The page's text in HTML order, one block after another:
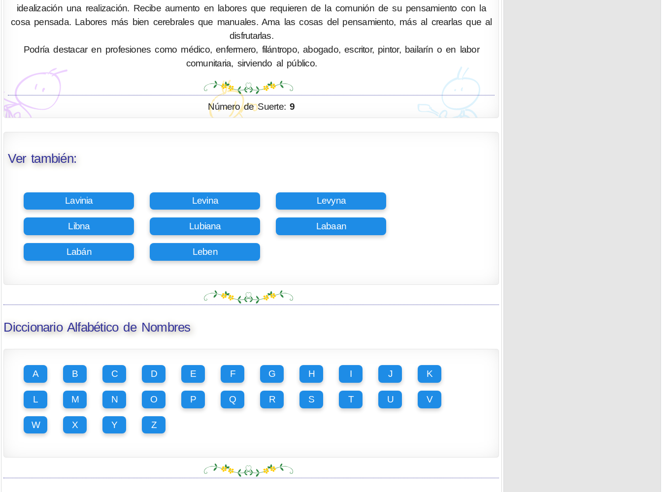
idealización una realización. Recibe aumento en labores que requieren de la comunión de su pensamiento con la
cosa pensada. Labores más bien cerebrales que manuales. Ama las cosas del pensamiento, más al crearlas que al
disfrutarlas.
Podría destacar en profesiones como médico, enfermero, filántropo, abogado, escritor, pintor, bailarín o en labor
comunitaria, sirviendo al público.
Número de Suerte:9
Ver también:
Lavinia Levina Levyna
Libna Lubiana Labaan
Labán Leben
Diccionario Alfabético de Nombres
A B C D E F G H I J K
L M N O P Q R S T U V
W X Y Z